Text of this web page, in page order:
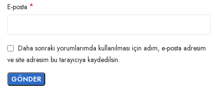
E-posta *
Daha sonraki yorumlarımda kullanılması için adım, e-posta adresim
ve site adresim bu tarayıcıya kaydedilsin.